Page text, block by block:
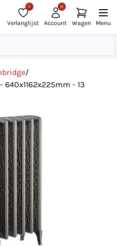
0
Verlanglijst Account Wagen Menu
/
- 13